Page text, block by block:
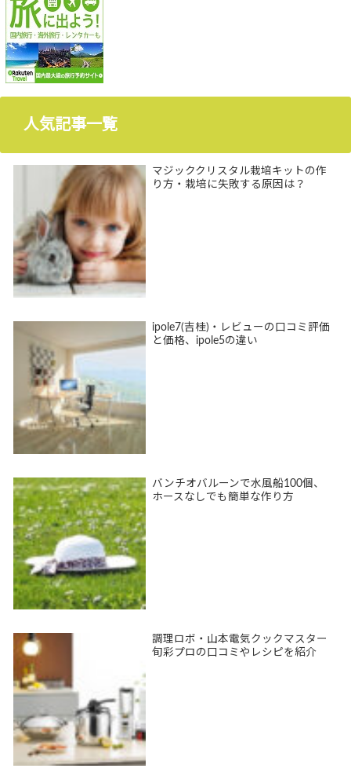
人気記事一覧
マジッククリスタル栽培キットの作
り方・栽培に失敗する原因は？
ipole7(吉桂)・レビューの口コミ評価
と価格、ipole5の違い
バンチオバルーンで水風船100個、
ホースなしでも簡単な作り方
調理ロボ・山本電気クックマスター
旬彩プロの口コミやレシピを紹介